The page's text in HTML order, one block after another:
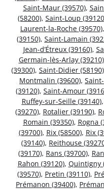
Saint-Maur (39570),
(58200), Saint-Loup
Laurent-la-Roche (39570),
(39150), Saint-Lamain
Jean-d’Étreux (39160),
Germain-lès-Arlay (39210)
(39300), Saint-Didier (58190)
Montmalin (39600),
(39120), Saint-Amour
Ruffey-sur-Seille (39140),
(39270), Rotalier (39190),
Romain (39350), Rogna
(39700), Rix (58500), Rix
(39140), Reithouse
(39170), Rans (39700),
Rahon (39120), Quintigny
(39570), Pretin (39110),
Prémanon (39400),